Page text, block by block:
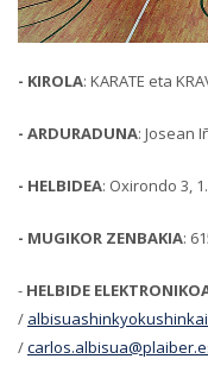
- KIROLA: KARATE eta
- ARDURADUNA: Josean
- HELBIDEA: Oxirondo 3,
- MUGIKOR ZENBAKIA:
- HELBIDE
/
/